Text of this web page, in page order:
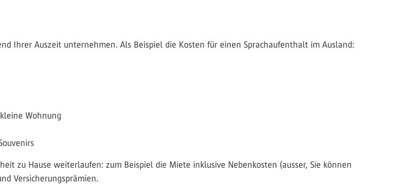
Ihrer Auszeit unternehmen. Als Beispiel die Kosten für einen Sprachaufenthalt im Ausland:
Wohnung
zu Hause weiterlaufen: zum Beispiel die Miete inklusive Nebenkosten (ausser, Sie können
Versicherungsprämien.